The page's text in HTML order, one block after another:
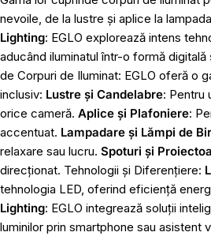
nevoile, de la lustre și aplice la
Lighting: EGLO explorează intens
aducând iluminatul într-o formă
de Corpuri de Iluminat: EGLO oferă o
inclusiv: Lustre și Candelabre: Pentru
orice cameră. Aplice și Plafoniere:
accentuat. Lampadare și Lămpi de
relaxare sau lucru. Spoturi și
direcționat. Tehnologii și Diferențiere:
tehnologia LED, oferind eficiență
Lighting: EGLO integrează soluții
luminilor prin smartphone sau asistent